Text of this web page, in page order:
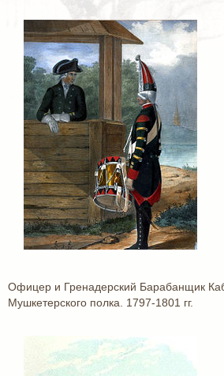
Офицер и Гренадерский Барабанщик
Мушкетерского полка. 1797-1801 гг.